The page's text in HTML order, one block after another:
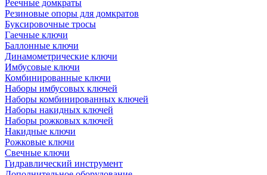
Реечные домкраты
Резиновые опоры для домкратов
Буксировочные тросы
Гаечные ключи
Баллонные ключи
Динамометрические ключи
Имбусовые ключи
Комбинированные ключи
Наборы имбусовых ключей
Наборы комбинированных ключей
Наборы накидных ключей
Наборы рожковых ключей
Накидные ключи
Рожковые ключи
Свечные ключи
Гидравлический инструмент